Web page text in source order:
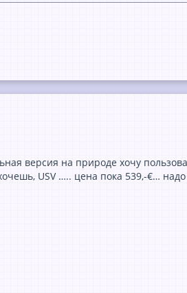
версия на природе хочу
USV ….. цена пока 539,-€…